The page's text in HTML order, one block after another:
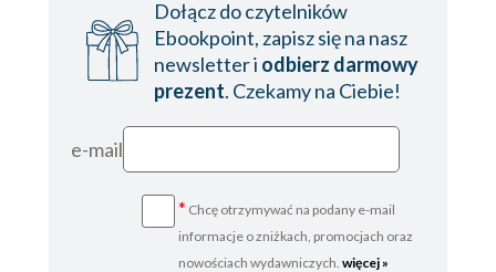
Rozdział 31
Rozdział 32
Rozdział 33
Rozdział 34
Dołącz do czytelników
Ebookpoint, zapisz się na nasz
newsletter i odbierz darmowy
prezent. Czekamy na Ciebie!
e-mail
* Chcę otrzymywać na podany e-mail
informacje o zniżkach, promocjach oraz
nowościach wydawniczych. więcej »